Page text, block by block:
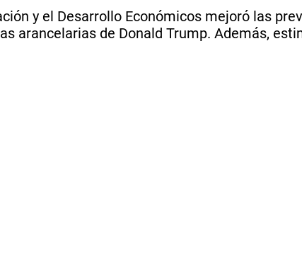
y el Desarrollo Económicos mejoró las
arancelarias de Donald Trump. Además,